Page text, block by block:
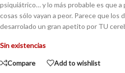
psiquiátrico… y lo más probable es que
cosas sólo vayan a peor. Parece que los
desarrolado un gran apetito por TU
Sin existencias
Compare Add to wishlist